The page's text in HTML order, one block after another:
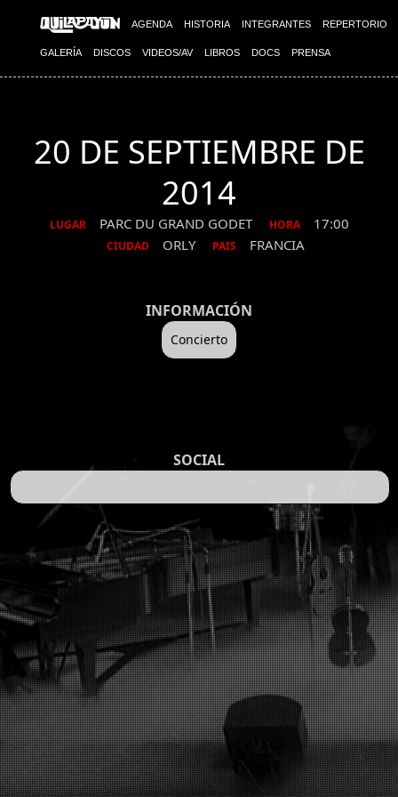
AGENDA HISTORIA INTEGRANTES REPERTORIO
GALERÍA DISCOS VIDEOS/AV LIBROS DOCS PRENSA
20 DE SEPTIEMBRE DE
2014
LUGAR PARC DU GRAND GODET HORA 17:00
CIUDAD ORLY PAIS FRANCIA
INFORMACIÓN
Concierto
SOCIAL